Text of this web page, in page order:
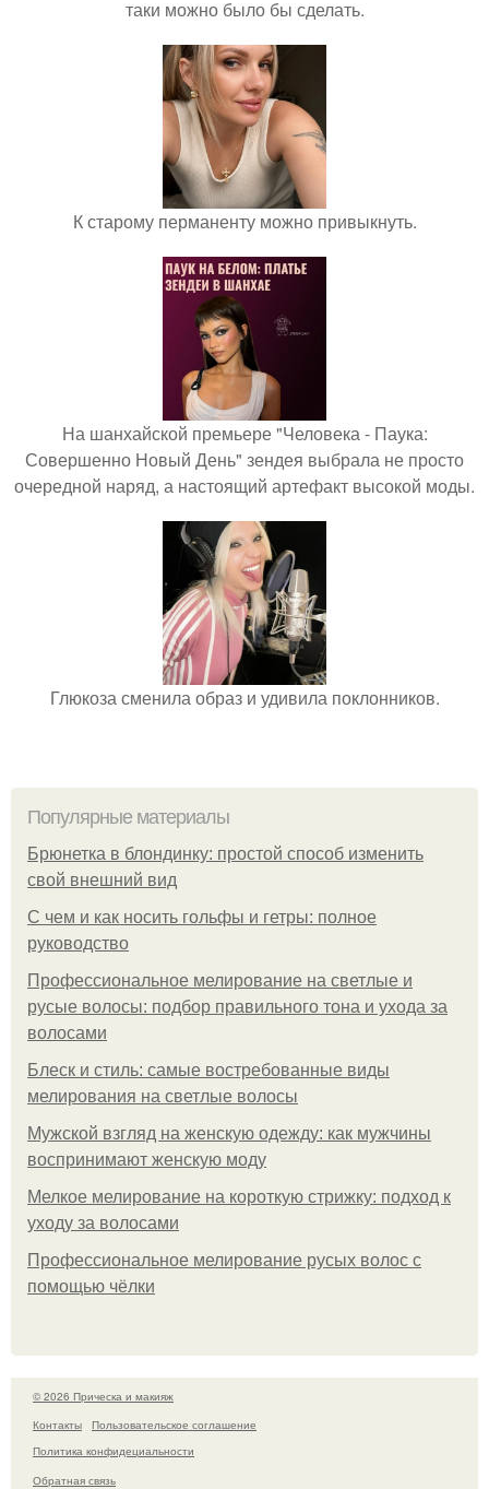
таки можно было бы сделать.
К старому перманенту можно привыкнуть.
На шанхайской премьере "Человека - Паука:
Совершенно Новый День" зендея выбрала не просто
очередной наряд, а настоящий артефакт высокой моды.
Глюкоза сменила образ и удивила поклонников.
Популярные материалы
Брюнетка в блондинку: простой способ изменить
свой внешний вид
С чем и как носить гольфы и гетры: полное
руководство
Профессиональное мелирование на светлые и
русые волосы: подбор правильного тона и ухода за
волосами
Блеск и стиль: самые востребованные виды
мелирования на светлые волосы
Мужской взгляд на женскую одежду: как мужчины
воспринимают женскую моду
Мелкое мелирование на короткую стрижку: подход к
уходу за волосами
Профессиональное мелирование русых волос с
помощью чёлки
© 2026 Прическа и макияж
Контакты
Пользовательское соглашение
Политика конфидециальности
Обратная связь